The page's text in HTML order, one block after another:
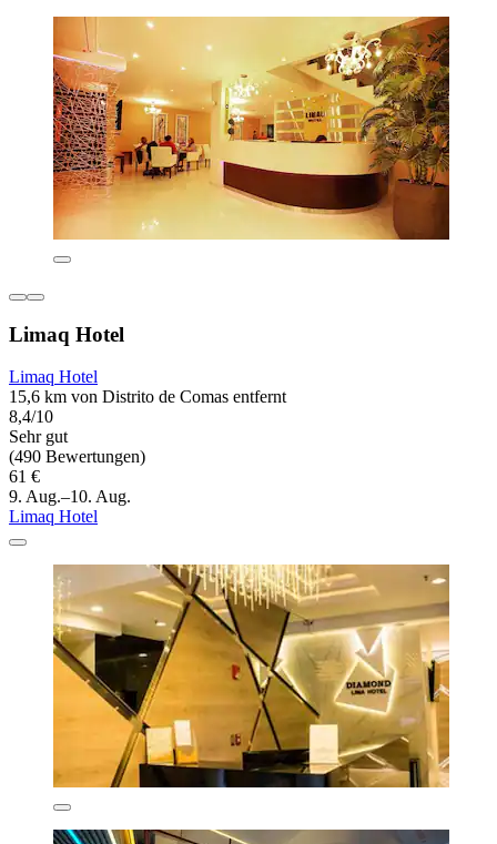
Limaq Hotel
Limaq Hotel
15,6 km von Distrito de Comas entfernt
8,4/10
Sehr gut
(490 Bewertungen)
61 €
9. Aug.–10. Aug.
Limaq Hotel